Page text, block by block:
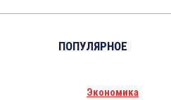
ПОПУЛЯРНОЕ
Экономика